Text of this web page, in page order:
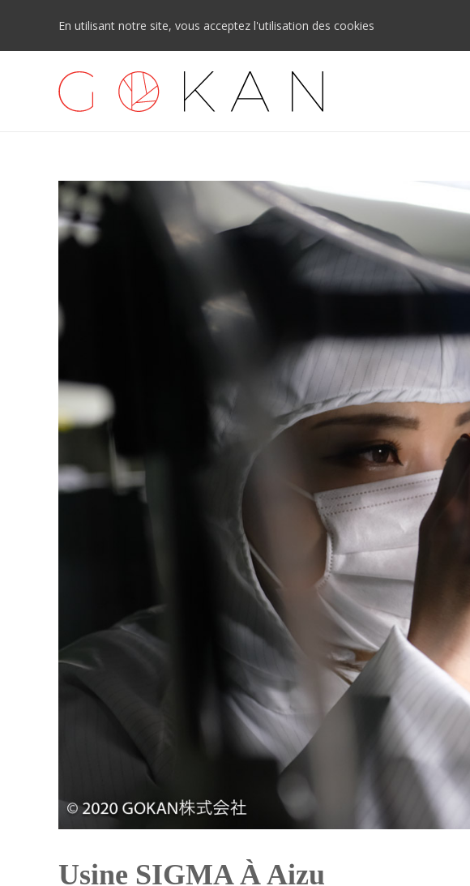
En utilisant notre site, vous acceptez l'utilisation des cookies
Usine SIGMA À Aizu